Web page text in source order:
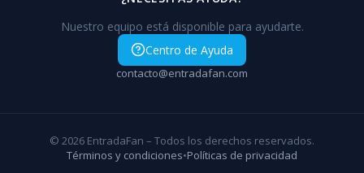
Nuestro equipo está disponible para ayudarte.
Centro de Ayuda
contacto@entradafan.com
© 2026 EntradaFan – Todos los derechos reservados.
Términos y condiciones•Políticas de privacidad